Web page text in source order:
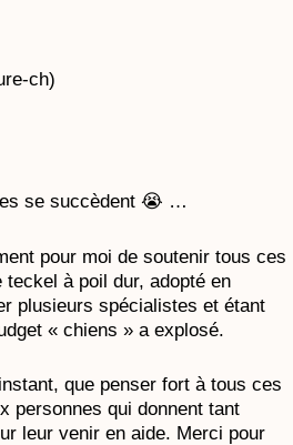
ch)
se succèdent 😭 …
pour moi de soutenir tous ces
à poil dur, adopté en
plusieurs spécialistes et étant
« chiens » a explosé.
que penser fort à tous ces
personnes qui donnent tant
leur venir en aide. Merci pour